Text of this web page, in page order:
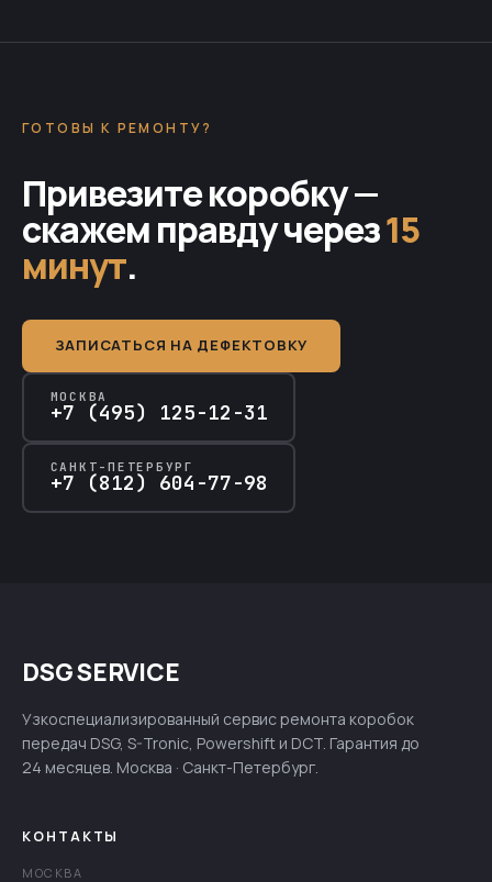
ГОТОВЫ К РЕМОНТУ?
Привезите коробку —
скажем правду через15
минут.
ЗАПИСАТЬСЯ НА ДЕФЕКТОВКУ
МОСКВА
+7 (495) 125-12-31
САНКТ-ПЕТЕРБУРГ
+7 (812) 604-77-98
DSG SERVICE
Узкоспециализированный сервис ремонта коробок
передач DSG, S-Tronic, Powershift и DCT. Гарантия до
24 месяцев. Москва · Санкт-Петербург.
КОНТАКТЫ
МОСКВА